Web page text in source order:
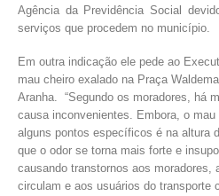
Agência da Previdência Social
serviços que procedem no município.
Em outra indicação ele pede ao
mau cheiro exalado na Praça
Aranha. “Segundo os moradores, há
causa inconvenientes. Embora, o
alguns pontos específicos é na altura
que o odor se torna mais forte e
causando transtornos aos moradores,
circulam e aos usuários do transporte